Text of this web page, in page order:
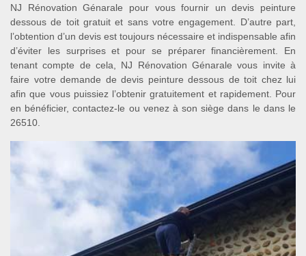
NJ Rénovation Génarale pour vous fournir un devis peinture
dessous de toit gratuit et sans votre engagement. D’autre part,
l’obtention d’un devis est toujours nécessaire et indispensable afin
d’éviter les surprises et pour se préparer financièrement. En
tenant compte de cela, NJ Rénovation Génarale vous invite à
faire votre demande de devis peinture dessous de toit chez lui
afin que vous puissiez l’obtenir gratuitement et rapidement. Pour
en bénéficier, contactez-le ou venez à son siège dans le dans le
26510.